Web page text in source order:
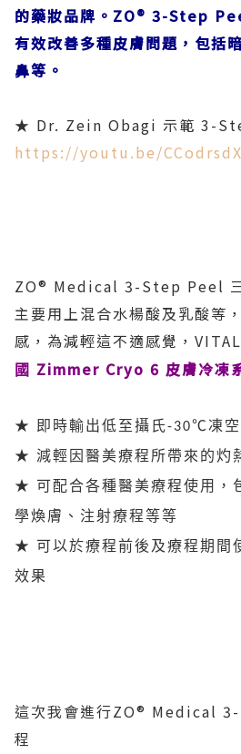
的藥妝品牌。ZO® 3-Step
有效改善多種皮膚問題，包括
鼻等。
★ Dr. Zein Obagi 示範 3-
https://youtu.be/
ZO® Medical 3-Step Peel
主要用上混合水楊酸及乳酸等
感，為減輕這不適感覺，
國 Zimmer Cryo 6 皮膚冷凍
★ 即時輸出低至攝氏-30℃凍空
★ 減輕因醫美療程所帶來的灼
★ 可配合各種醫美療程使用，
學煥膚、注射療程等等
★ 可以於療程前後及療程期間
效果
這次我會進行ZO® Medical
程